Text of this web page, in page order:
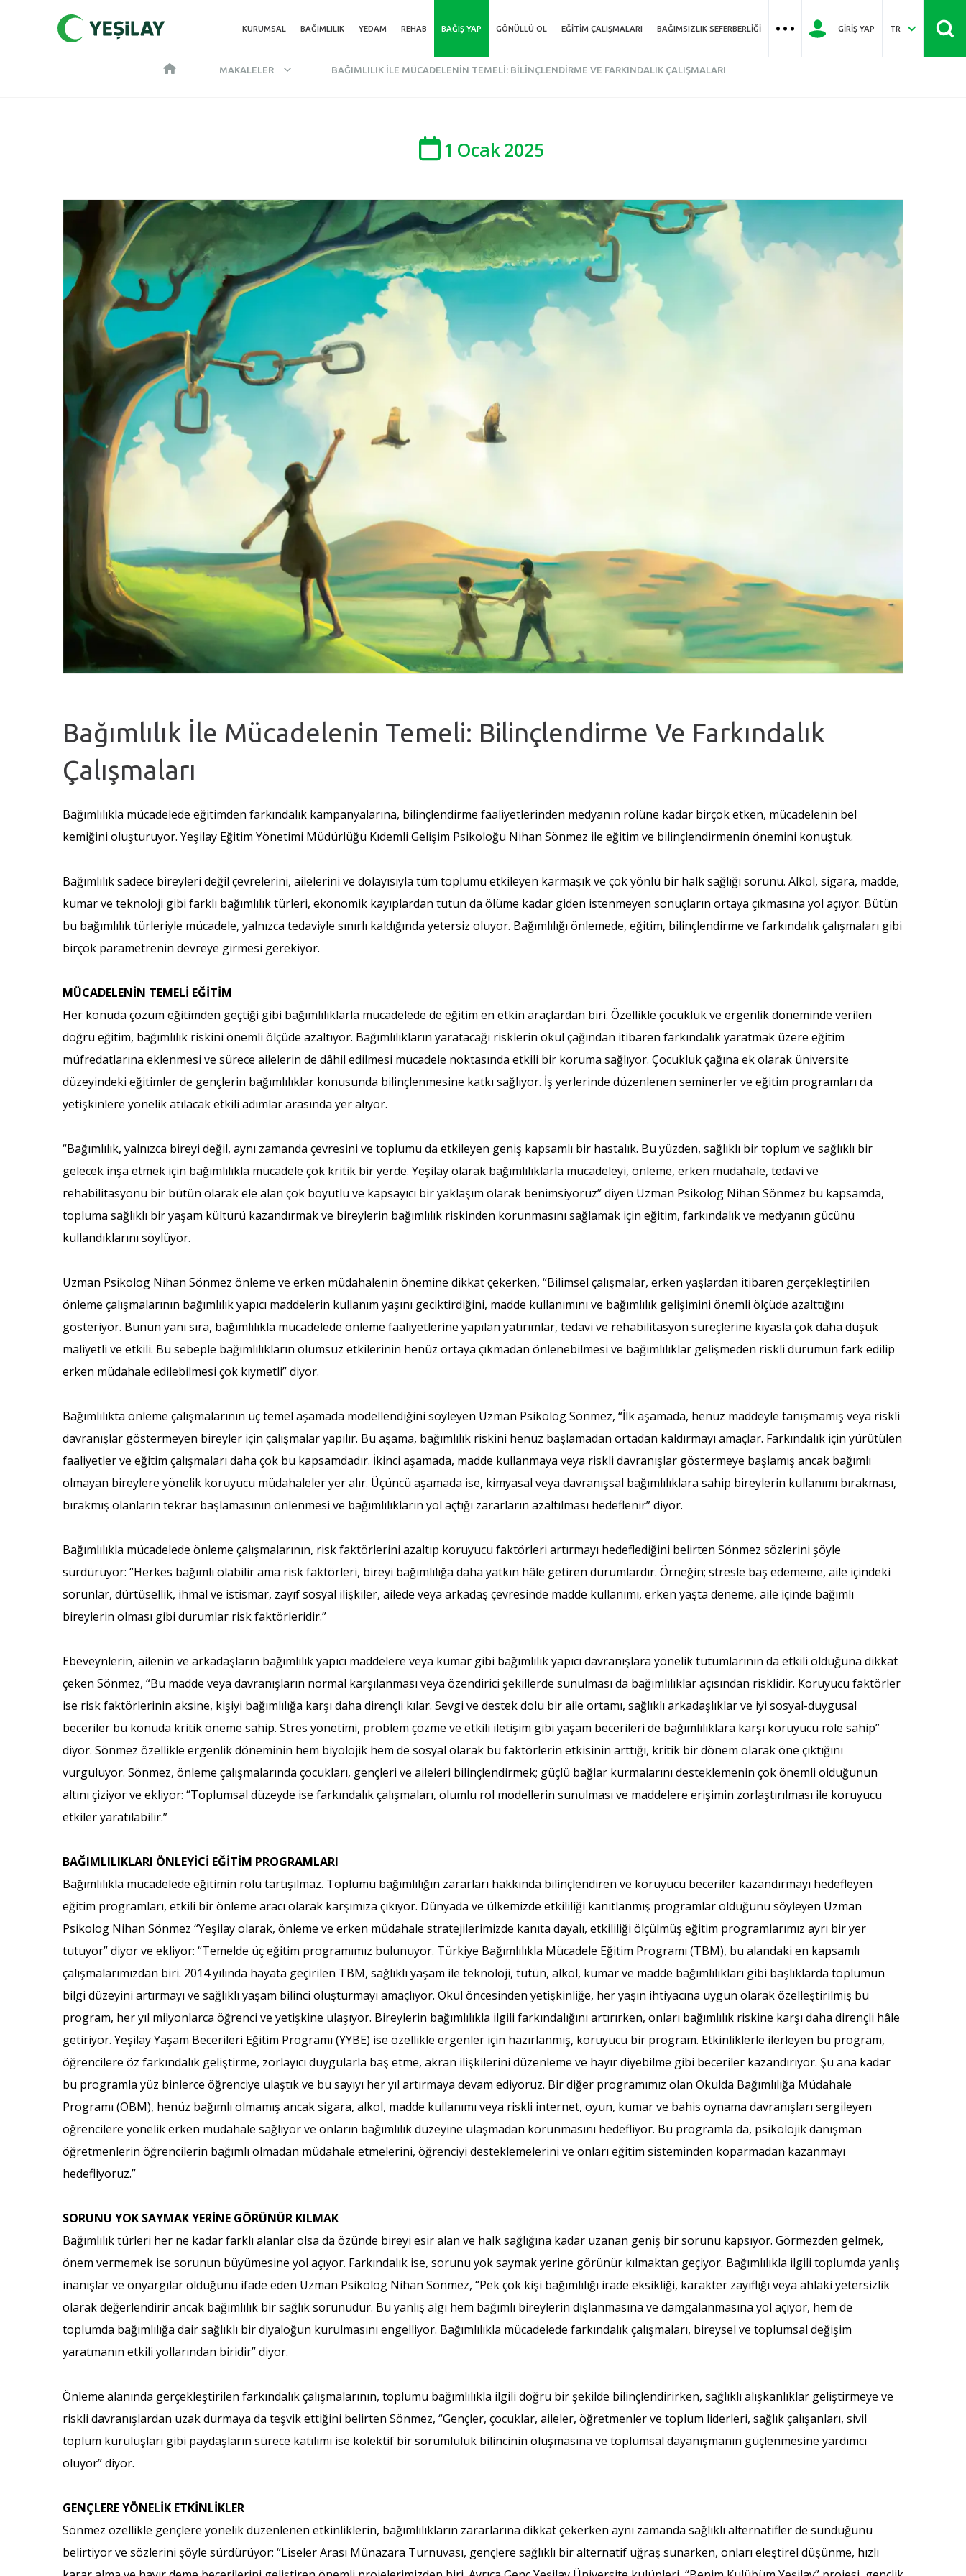
KURUMSAL BAĞIMLILIK YEDAM REHAB BAĞIŞ YAP GÖNÜLLÜ OL EĞITIM ÇALIŞMALARI BAĞIMSIZLIK SEFERBERLIĞI GIRIŞ YAP TR
MAKALELER BAĞIMLILIK İLE MÜCADELENIN TEMELI: BILINÇLENDIRME VE FARKINDALIK ÇALIŞMALARI
1 Ocak2025
Bağımlılık İle Mücadelenin Temeli: Bilinçlendirme Ve Farkındalık
Çalışmaları
Bağımlılıkla mücadelede eğitimden farkındalık kampanyalarına, bilinçlendirme faaliyetlerinden medyanın rolüne kadar birçok etken, mücadelenin bel
kemiğini oluşturuyor. Yeşilay Eğitim Yönetimi Müdürlüğü Kıdemli Gelişim Psikoloğu Nihan Sönmez ile eğitim ve bilinçlendirmenin önemini konuştuk.
Bağımlılık sadece bireyleri değil çevrelerini, ailelerini ve dolayısıyla tüm toplumu etkileyen karmaşık ve çok yönlü bir halk sağlığı sorunu. Alkol, sigara, madde,
kumar ve teknoloji gibi farklı bağımlılık türleri, ekonomik kayıplardan tutun da ölüme kadar giden istenmeyen sonuçların ortaya çıkmasına yol açıyor. Bütün
bu bağımlılık türleriyle mücadele, yalnızca tedaviyle sınırlı kaldığında yetersiz oluyor. Bağımlılığı önlemede, eğitim, bilinçlendirme ve farkındalık çalışmaları gibi
birçok parametrenin devreye girmesi gerekiyor.
MÜCADELENİN TEMELİ EĞİTİM
Her konuda çözüm eğitimden geçtiği gibi bağımlılıklarla mücadelede de eğitim en etkin araçlardan biri. Özellikle çocukluk ve ergenlik döneminde verilen
doğru eğitim, bağımlılık riskini önemli ölçüde azaltıyor. Bağımlılıkların yaratacağı risklerin okul çağından itibaren farkındalık yaratmak üzere eğitim
müfredatlarına eklenmesi ve sürece ailelerin de dâhil edilmesi mücadele noktasında etkili bir koruma sağlıyor. Çocukluk çağına ek olarak üniversite
düzeyindeki eğitimler de gençlerin bağımlılıklar konusunda bilinçlenmesine katkı sağlıyor. İş yerlerinde düzenlenen seminerler ve eğitim programları da
yetişkinlere yönelik atılacak etkili adımlar arasında yer alıyor.
“Bağımlılık, yalnızca bireyi değil, aynı zamanda çevresini ve toplumu da etkileyen geniş kapsamlı bir hastalık. Bu yüzden, sağlıklı bir toplum ve sağlıklı bir
gelecek inşa etmek için bağımlılıkla mücadele çok kritik bir yerde. Yeşilay olarak bağımlılıklarla mücadeleyi, önleme, erken müdahale, tedavi ve
rehabilitasyonu bir bütün olarak ele alan çok boyutlu ve kapsayıcı bir yaklaşım olarak benimsiyoruz” diyen Uzman Psikolog Nihan Sönmez bu kapsamda,
topluma sağlıklı bir yaşam kültürü kazandırmak ve bireylerin bağımlılık riskinden korunmasını sağlamak için eğitim, farkındalık ve medyanın gücünü
kullandıklarını söylüyor.
Uzman Psikolog Nihan Sönmez önleme ve erken müdahalenin önemine dikkat çekerken, “Bilimsel çalışmalar, erken yaşlardan itibaren gerçekleştirilen
önleme çalışmalarının bağımlılık yapıcı maddelerin kullanım yaşını geciktirdiğini, madde kullanımını ve bağımlılık gelişimini önemli ölçüde azalttığını
gösteriyor. Bunun yanı sıra, bağımlılıkla mücadelede önleme faaliyetlerine yapılan yatırımlar, tedavi ve rehabilitasyon süreçlerine kıyasla çok daha düşük
maliyetli ve etkili. Bu sebeple bağımlılıkların olumsuz etkilerinin henüz ortaya çıkmadan önlenebilmesi ve bağımlılıklar gelişmeden riskli durumun fark edilip
erken müdahale edilebilmesi çok kıymetli” diyor.
Bağımlılıkta önleme çalışmalarının üç temel aşamada modellendiğini söyleyen Uzman Psikolog Sönmez, “İlk aşamada, henüz maddeyle tanışmamış veya riskli
davranışlar göstermeyen bireyler için çalışmalar yapılır. Bu aşama, bağımlılık riskini henüz başlamadan ortadan kaldırmayı amaçlar. Farkındalık için yürütülen
faaliyetler ve eğitim çalışmaları daha çok bu kapsamdadır. İkinci aşamada, madde kullanmaya veya riskli davranışlar göstermeye başlamış ancak bağımlı
olmayan bireylere yönelik koruyucu müdahaleler yer alır. Üçüncü aşamada ise, kimyasal veya davranışsal bağımlılıklara sahip bireylerin kullanımı bırakması,
bırakmış olanların tekrar başlamasının önlenmesi ve bağımlılıkların yol açtığı zararların azaltılması hedeflenir” diyor.
Bağımlılıkla mücadelede önleme çalışmalarının, risk faktörlerini azaltıp koruyucu faktörleri artırmayı hedeflediğini belirten Sönmez sözlerini şöyle
sürdürüyor: “Herkes bağımlı olabilir ama risk faktörleri, bireyi bağımlılığa daha yatkın hâle getiren durumlardır. Örneğin; stresle baş edememe, aile içindeki
sorunlar, dürtüsellik, ihmal ve istismar, zayıf sosyal ilişkiler, ailede veya arkadaş çevresinde madde kullanımı, erken yaşta deneme, aile içinde bağımlı
bireylerin olması gibi durumlar risk faktörleridir.”
Ebeveynlerin, ailenin ve arkadaşların bağımlılık yapıcı maddelere veya kumar gibi bağımlılık yapıcı davranışlara yönelik tutumlarının da etkili olduğuna dikkat
çeken Sönmez, “Bu madde veya davranışların normal karşılanması veya özendirici şekillerde sunulması da bağımlılıklar açısından risklidir. Koruyucu faktörler
ise risk faktörlerinin aksine, kişiyi bağımlılığa karşı daha dirençli kılar. Sevgi ve destek dolu bir aile ortamı, sağlıklı arkadaşlıklar ve iyi sosyal-duygusal
beceriler bu konuda kritik öneme sahip. Stres yönetimi, problem çözme ve etkili iletişim gibi yaşam becerileri de bağımlılıklara karşı koruyucu role sahip”
diyor. Sönmez özellikle ergenlik döneminin hem biyolojik hem de sosyal olarak bu faktörlerin etkisinin arttığı, kritik bir dönem olarak öne çıktığını
vurguluyor. Sönmez, önleme çalışmalarında çocukları, gençleri ve aileleri bilinçlendirmek; güçlü bağlar kurmalarını desteklemenin çok önemli olduğunun
altını çiziyor ve ekliyor: “Toplumsal düzeyde ise farkındalık çalışmaları, olumlu rol modellerin sunulması ve maddelere erişimin zorlaştırılması ile koruyucu
etkiler yaratılabilir.”
BAĞIMLILIKLARI ÖNLEYİCİ EĞİTİM PROGRAMLARI
Bağımlılıkla mücadelede eğitimin rolü tartışılmaz. Toplumu bağımlılığın zararları hakkında bilinçlendiren ve koruyucu beceriler kazandırmayı hedefleyen
eğitim programları, etkili bir önleme aracı olarak karşımıza çıkıyor. Dünyada ve ülkemizde etkililiği kanıtlanmış programlar olduğunu söyleyen Uzman
Psikolog Nihan Sönmez “Yeşilay olarak, önleme ve erken müdahale stratejilerimizde kanıta dayalı, etkililiği ölçülmüş eğitim programlarımız ayrı bir yer
tutuyor” diyor ve ekliyor: “Temelde üç eğitim programımız bulunuyor. Türkiye Bağımlılıkla Mücadele Eğitim Programı (TBM), bu alandaki en kapsamlı
çalışmalarımızdan biri. 2014 yılında hayata geçirilen TBM, sağlıklı yaşam ile teknoloji, tütün, alkol, kumar ve madde bağımlılıkları gibi başlıklarda toplumun
bilgi düzeyini artırmayı ve sağlıklı yaşam bilinci oluşturmayı amaçlıyor. Okul öncesinden yetişkinliğe, her yaşın ihtiyacına uygun olarak özelleştirilmiş bu
program, her yıl milyonlarca öğrenci ve yetişkine ulaşıyor. Bireylerin bağımlılıkla ilgili farkındalığını artırırken, onları bağımlılık riskine karşı daha dirençli hâle
getiriyor. Yeşilay Yaşam Becerileri Eğitim Programı (YYBE) ise özellikle ergenler için hazırlanmış, koruyucu bir program. Etkinliklerle ilerleyen bu program,
öğrencilere öz farkındalık geliştirme, zorlayıcı duygularla baş etme, akran ilişkilerini düzenleme ve hayır diyebilme gibi beceriler kazandırıyor. Şu ana kadar
bu programla yüz binlerce öğrenciye ulaştık ve bu sayıyı her yıl artırmaya devam ediyoruz. Bir diğer programımız olan Okulda Bağımlılığa Müdahale
Programı (OBM), henüz bağımlı olmamış ancak sigara, alkol, madde kullanımı veya riskli internet, oyun, kumar ve bahis oynama davranışları sergileyen
öğrencilere yönelik erken müdahale sağlıyor ve onların bağımlılık düzeyine ulaşmadan korunmasını hedefliyor. Bu programla da, psikolojik danışman
öğretmenlerin öğrencilerin bağımlı olmadan müdahale etmelerini, öğrenciyi desteklemelerini ve onları eğitim sisteminden koparmadan kazanmayı
hedefliyoruz.”
SORUNU YOK SAYMAK YERİNE GÖRÜNÜR KILMAK
Bağımlılık türleri her ne kadar farklı alanlar olsa da özünde bireyi esir alan ve halk sağlığına kadar uzanan geniş bir sorunu kapsıyor. Görmezden gelmek,
önem vermemek ise sorunun büyümesine yol açıyor. Farkındalık ise, sorunu yok saymak yerine görünür kılmaktan geçiyor. Bağımlılıkla ilgili toplumda yanlış
inanışlar ve önyargılar olduğunu ifade eden Uzman Psikolog Nihan Sönmez, “Pek çok kişi bağımlılığı irade eksikliği, karakter zayıflığı veya ahlaki yetersizlik
olarak değerlendirir ancak bağımlılık bir sağlık sorunudur. Bu yanlış algı hem bağımlı bireylerin dışlanmasına ve damgalanmasına yol açıyor, hem de
toplumda bağımlılığa dair sağlıklı bir diyaloğun kurulmasını engelliyor. Bağımlılıkla mücadelede farkındalık çalışmaları, bireysel ve toplumsal değişim
yaratmanın etkili yollarından biridir” diyor.
Önleme alanında gerçekleştirilen farkındalık çalışmalarının, toplumu bağımlılıkla ilgili doğru bir şekilde bilinçlendirirken, sağlıklı alışkanlıklar geliştirmeye ve
riskli davranışlardan uzak durmaya da teşvik ettiğini belirten Sönmez, “Gençler, çocuklar, aileler, öğretmenler ve toplum liderleri, sağlık çalışanları, sivil
toplum kuruluşları gibi paydaşların sürece katılımı ise kolektif bir sorumluluk bilincinin oluşmasına ve toplumsal dayanışmanın güçlenmesine yardımcı
oluyor” diyor.
GENÇLERE YÖNELİK ETKİNLİKLER
Sönmez özellikle gençlere yönelik düzenlenen etkinliklerin, bağımlılıkların zararlarına dikkat çekerken aynı zamanda sağlıklı alternatifler de sunduğunu
belirtiyor ve sözlerini şöyle sürdürüyor: “Liseler Arası Münazara Turnuvası, gençlere sağlıklı bir alternatif uğraş sunarken, onları eleştirel düşünme, hızlı